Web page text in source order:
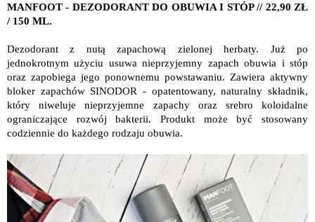
MANFOOT - DEZODORANT DO OBUWIA I STÓP // 22,90 ZŁ
/ 150 ML.
Dezodorant z nutą zapachową zielonej herbaty. Już po
jednokrotnym użyciu usuwa nieprzyjemny zapach obuwia i stóp
oraz zapobiega jego ponownemu powstawaniu. Zawiera aktywny
bloker zapachów SINODOR - opatentowany, naturalny składnik,
który niweluje nieprzyjemne zapachy oraz srebro koloidalne
ograniczające rozwój bakterii. Produkt może być stosowany
codziennie do każdego rodzaju obuwia.